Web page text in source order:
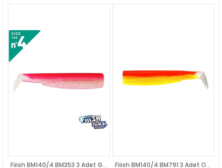
Fiiish BM140/4 BM353 3 Adet Gövde Rose Fluo Silikon Yem Fiiish BM140/4 BM791 3 Adet Orange Jaune Silikon Yem